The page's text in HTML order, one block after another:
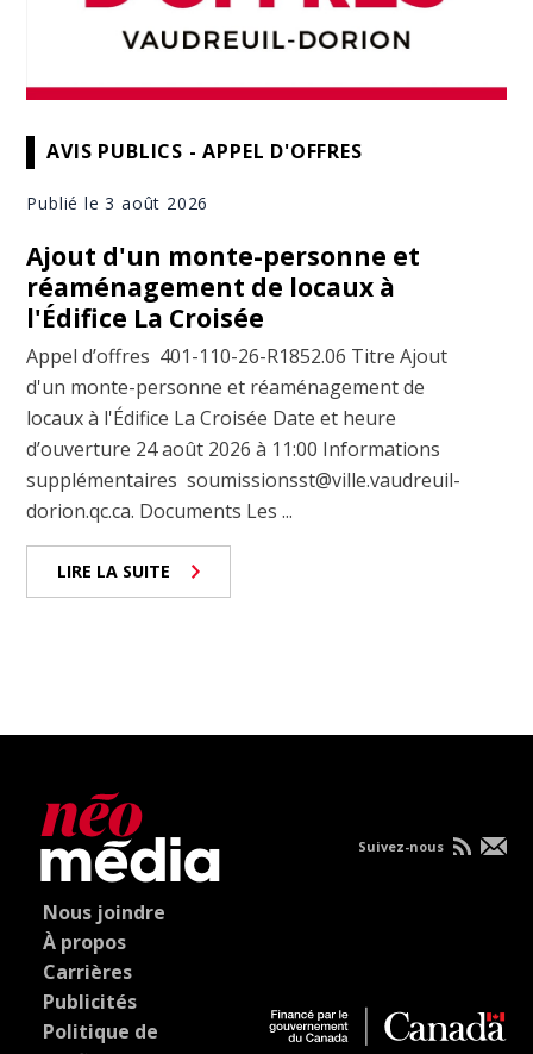
AVIS PUBLICS - APPEL D'OFFRES
Publié le 3 août 2026
Ajout d'un monte-personne et
réaménagement de locaux à
l'Édifice La Croisée
Appel d’offres 401-110-26-R1852.06 Titre Ajout
d'un monte-personne et réaménagement de
locaux à l'Édifice La Croisée Date et heure
d’ouverture 24 août 2026 à 11:00 Informations
supplémentaires soumissionsst@ville.vaudreuil-
dorion.qc.ca. Documents Les ...
LIRE LA SUITE
Nous joindre
À propos
Carrières
Publicités
Politique de
Suivez-nous